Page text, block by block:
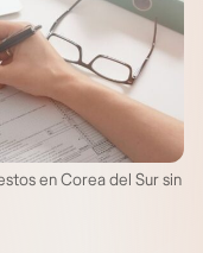
en Corea del Sur sin